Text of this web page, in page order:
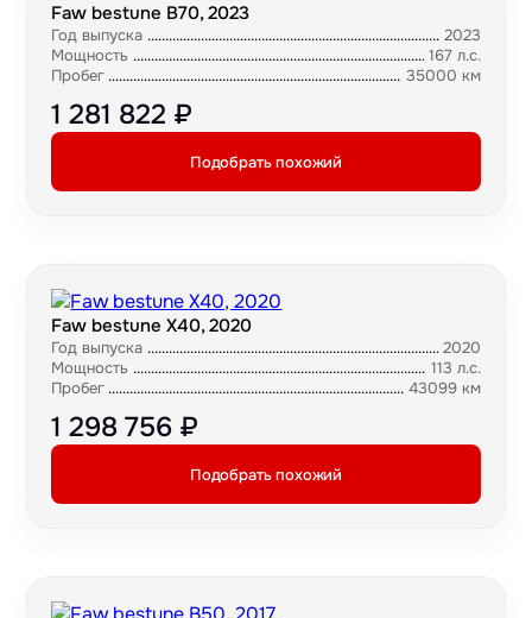
Faw bestune B70, 2023
Год выпуска
2023
Мощность
167 л.с.
Пробег
35000 км
1 281 822 ₽
Подобрать похожий
Faw bestune X40, 2020
Год выпуска
2020
Мощность
113 л.с.
Пробег
43099 км
1 298 756 ₽
Подобрать похожий